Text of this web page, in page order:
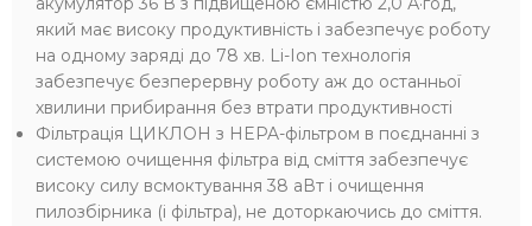
який має високу продуктивність і забезпечує роботу
на одному заряді до 78 хв. Li-Ion технологія
забезпечує безперервну роботу аж до останньої
хвилини прибирання без втрати продуктивності
Фільтрація ЦИКЛОН з HEPA-фільтром в поєднанні з
системою очищення фільтра від сміття забезпечує
високу силу всмоктування 38 аВт і очищення
пилозбірника (і фільтра), не доторкаючись до сміття.